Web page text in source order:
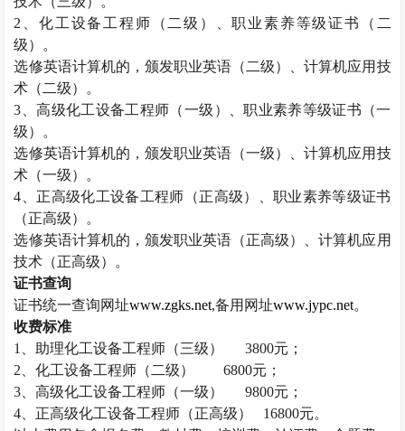
2 、化工设备工程师（二级）、职业素养等级证书（二
级）。
选修英语计算机的，颁发职业英语（二级）、计算机应用技
术（二级）。
3 、高级化工设备工程师（一级）、职业素养等级证书（一
级）。
选修英语计算机的，颁发职业英语（一级）、计算机应用技
术（一级）。
4 、正高级化工设备工程师（正高级）、职业素养等级证书
（正高级）。
选修英语计算机的，颁发职业英语（正高级）、计算机应用
技术（正高级）。
证书查询
证书统一查询网址www.zgks.net,备用网址www.jypc.net。
收费标准
1
、助理化工设备工程师（三级） 3800元；
2 、化工设备工程师（二级） 6800元；
3 、高级化工设备工程师（一级） 9800元；
4 、正高级化工设备工程师（正高级） 16800元。